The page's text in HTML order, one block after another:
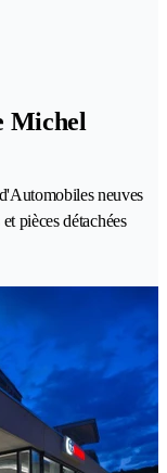
Michel
neuves
pièces détachées